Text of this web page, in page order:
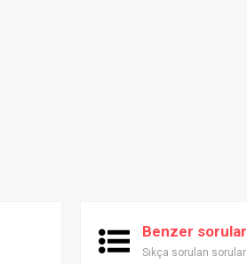
Benzer sorular
Sıkça sorulan sorular